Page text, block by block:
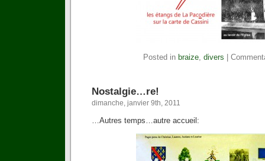
Posted in braize, divers
Nostalgie…re!
dimanche, janvier 9th, 2011
…Autres temps…autre accueil: